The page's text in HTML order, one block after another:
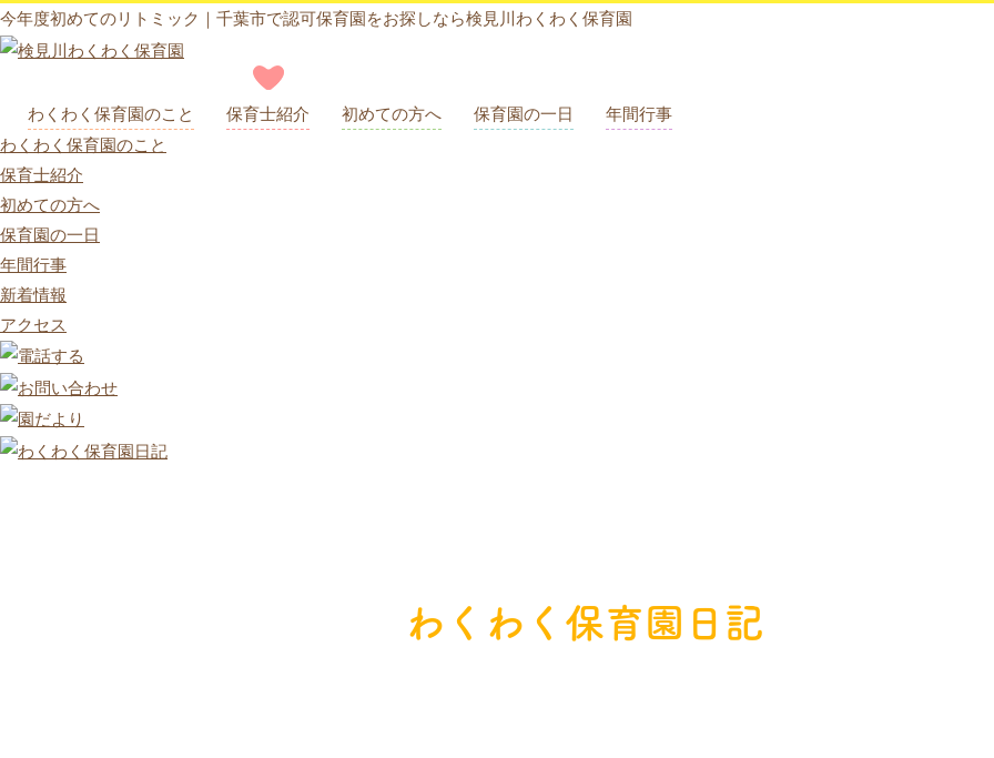
今年度初めてのリトミック｜千葉市で認可保育園をお探しなら検見川わくわく保育園
わくわく保育園のこと 保育士紹介 初めての方へ 保育園の一日
年間行事
わくわく保育園のこと
保育士紹介
初めての方へ
保育園の一日
年間行事
新着情報
アクセス
わくわく保育園日記